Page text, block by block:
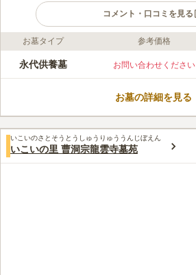
コメント・口コミを見る
口コミ評価
この霊園はまだ誰からも評価されていません。
お墓タイプ 参考価格
永代供養墓 お問い合わせください
お墓の詳細を見る
いこいのさとそうとうしゅうりゅううんじぼえん
いこいの里 曹洞宗龍雲寺墓苑